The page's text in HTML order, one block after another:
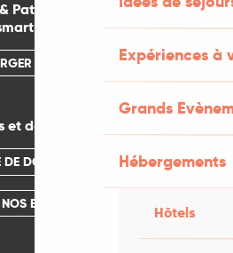
Expériences à
Grands
Hébergements
Hôtels
Patrimoines sur votre
L'APPLICATION
et documentations
DE DOCUMENTATION
BROCHURES